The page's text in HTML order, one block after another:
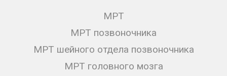
МРТ
МРТ позвоночника
МРТ шейного отдела позвоночника
МРТ головного мозга